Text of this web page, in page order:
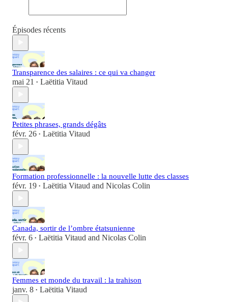
Épisodes récents
Transparence des salaires : ce qui va changer
mai 21 • Laëtitia Vitaud
Petites phrases, grands dégâts
févr. 26 • Laëtitia Vitaud
Formation professionnelle : la nouvelle lutte des classes
févr. 19 • Laëtitia Vitaud and Nicolas Colin
Canada, sortir de l’ombre étatsunienne
févr. 6 • Laëtitia Vitaud and Nicolas Colin
Femmes et monde du travail : la trahison
janv. 8 • Laëtitia Vitaud